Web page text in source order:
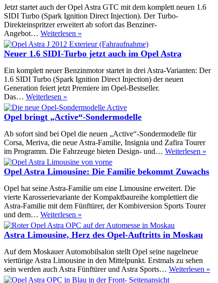
für
Jetzt startet auch der Opel Astra GTC mit dem komplett neuen 1.6
SIDI Turbo (Spark Ignition Direct Injection). Der Turbo-
Direkteinspritzer erweitert ab sofort das Benziner-
Angebot… Weiterlesen »
bietet
Astra
GTC
mit
1.6
SIDI
Neuer 1.6 SIDI-Turbo jetzt auch im Opel Astra
Ein komplett neuer Benzinmotor startet in drei Astra-Varianten: Der
1.6 SIDI Turbo (Spark Ignition Direct Injection) der neuen
Generation feiert jetzt Premiere im Opel-Bestseller.
Das… Weiterlesen »
1.6
SIDI-
Turbo
jetzt
auch
im
Opel
Astra
Opel bringt „Active“-Sondermodelle
Ab sofort sind bei Opel die neuen „Active“-Sondermodelle für
Corsa, Meriva, die neue Astra-Familie, Insignia und Zafira Tourer
im Programm. Die Fahrzeuge bieten Design- und… Weiterlesen »
Opel Astra Limousine: Die Familie bekommt Zuwachs
Opel hat seine Astra-Familie um eine Limousine erweitert. Die
vierte Karosserievariante der Kompaktbaureihe komplettiert die
Astra-Familie mit dem Fünftürer, der Kombiversion Sports Tourer
und dem… Weiterlesen »
Astra
Limousine:
Die
Familie
bekommt
Zuwachs
Astra Limousine, Herz des Opel-Auftritts in Moskau
Auf dem Moskauer Automobilsalon stellt Opel seine nagelneue
viertürige Astra Limousine in den Mittelpunkt. Erstmals zu sehen
sein werden auch Astra Fünftürer und Astra Sports… Weiterlesen »